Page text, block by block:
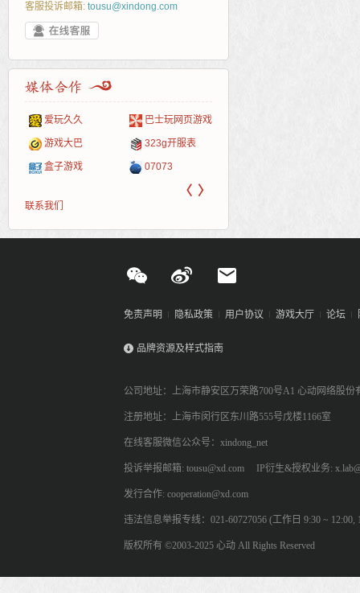
客服投诉邮箱: tousu@xindong.com
爱玩久久 巴士玩网页游戏
游戏大巴 323g开服表
盒子游戏 07073
〈 〉
联系我们
免责声明 隐私政策 用户协议 游戏大厅 论坛
品牌资源及样式指南
公司地址：上海市静安区万荣路700号A1 心动网络股份
注册地址：上海市闵行区东川路555号戊楼1166室
在线客服微信公众号：xindong_net
投诉举报邮箱: tousu@xd.com IP衍生&授权业务:
发行合作: cooperation@xd.com
违法信息举报专线：021-60727056 (工作日 9:30 ~ 12:00,
版权所有 ©2003-2025 心动 All Rights Reserved